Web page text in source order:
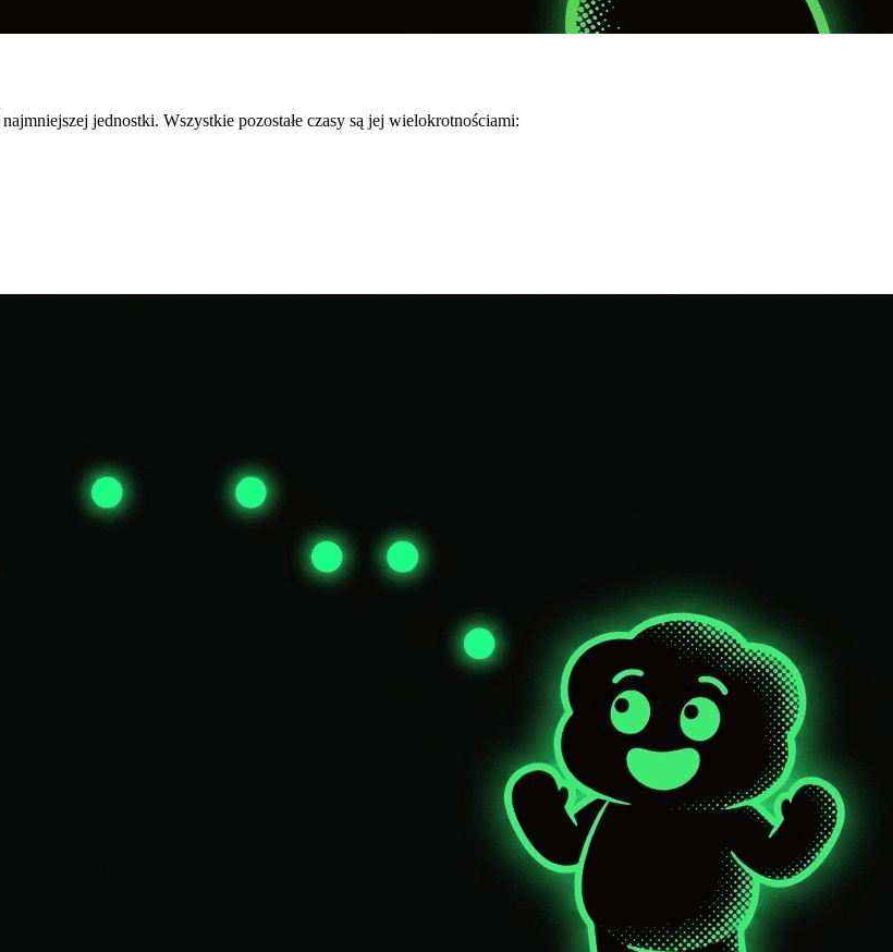
jednostki. Wszystkie pozostałe czasy są jej wielokrotnościami: